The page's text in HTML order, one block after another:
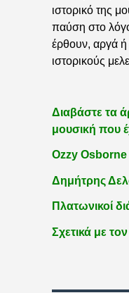
ιστορικό της
παύση στο
έρθουν, αργά
ιστορικούς
Διαβάστε τα
μουσική που
Ozzy Osborne
Δημήτρης
Πλατωνικοί
Σχετικά με